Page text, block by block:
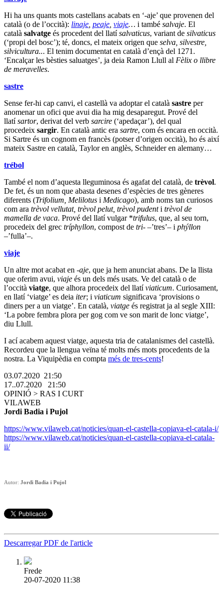
Hi ha uns quants mots castellans acabats en ‘-aje’ que provenen del
català (o de l’occità): linaje peaje viaje… i també salvaje. El
català salvatge és procedent del llatísalvaticus, variant de silvaticus
(‘propi del bosc’); té, doncs, el mateix origen que selva, silvestre,
silvicultura... El tenim documentat en català d’ençà del 1271.
‘Encalçar les bèsties saluatges’, ja deia Ramon Llull al Fèlix o llibre
de meravelles.
sastre
Sense fer-hi cap canvi, el castellà va adoptar el català sastre per
anomenar un ofici que avui dia ha mig desaparegut. Prové del
llatísartor, derivat del verb sarcire (‘apedaçar’), del qual
procedeix sargir. En català antic era sartre, com és encara en occità.
Si Sartre és un cognom en francès (potser d’origen occità), ho és així
mateix Sastre en català, Taylor en anglès, Schneider en alemany…
trébol
També el nom d’aquesta lleguminosa és agafat del català, de trèvol.
De fet, és un nom que abasta desenes d’espècies de tres gèneres
diferents (Trifolium, Melilotus i Medicago), amb noms tan curiosos
com ara trèvol vellutat, trèvol pelut, trèvol pudenti trèvol de
mamella de vaca. Prové del llatí vulgar *trifulus, que, al seu torn,
procedeix del grec tríphyllon, compost de tri- –’tres’– i phýllon
–’fulla’–.
viaje
Un altre mot acabat en -aje, que ja hem anunciat abans. De la llista
que oferim avui, viaje és un dels més usats. Ve del català o de
l’occità viatge, que alhora procedeix del llatíviaticum. Curiosament,
en llatí ‘viatge’ es deia iter; i viaticum significava ‘provisions o
diners per a un viatge’. En català, viatge és registrat ja al segle XIII:
‘La pobre fembra plora per gog com ve son marit de lonc viatge’,
diu Llull.
I ací acabem aquest viatge, aquesta tria de catalanismes del castellà.
Recordeu que la llengua veïna té molts més mots procedents de la
nostra. La Viquipèdia en compta més de tres-cents!
03.07.2020 21:50
17..07.2020 21:50
OPINIÓ > RAS I CURT
VILAWEB
Jordi Badia i Pujol
https://www.vilaweb.cat/noticies/quan-el-castella-copiava-el-catala-i/
https://www.vilaweb.cat/noticies/quan-el-castella-copiava-el-catala-
ii/
Autor: Jordi Badia i Pujol
Descarregar PDF de l'article
Frede
20-07-2020 11:38